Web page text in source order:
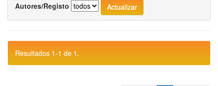
Autores/Registo
Resultados 1-1 de 1.